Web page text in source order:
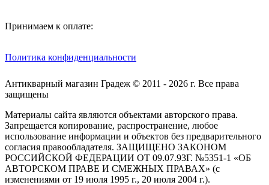
Принимаем к оплате:
Политика конфиденциальности
Антикварный магазин Градеж © 2011 - 2026 г. Все права
защищены
Материалы сайта являются объектами авторского права.
Запрещается копирование, распространение, любое
использование информации и объектов без предварительного
согласия правообладателя. ЗАЩИЩЕНО ЗАКОНОМ
РОССИЙСКОЙ ФЕДЕРАЦИИ ОТ 09.07.93Г. №5351-1 «ОБ
АВТОРСКОМ ПРАВЕ И СМЕЖНЫХ ПРАВАХ» (с
изменениями от 19 июля 1995 г., 20 июля 2004 г.).